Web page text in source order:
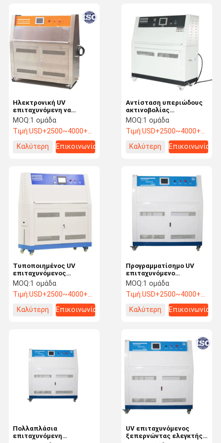
Βίντεο
Σχετικά Με
Αντίσταση υπεριώδους
ακτινοβολίας
επιταχυνόμενη να
ξεπεράσει το καθολικό
ελεγκτών
MOQ:1 ομάδα
Τιμή:USD+2500~4000+piece
Καλύτερη
Επικοινωνία
Ηλεκτρονική UV
επιταχυνόμενη να
ξεπεράσει υπεριώδης
προσομοίωση ελεγκτών
MOQ:1 ομάδα
Τιμή:USD+2500~4000+piece
Καλύτερη
Επικοινωνία
Προγραμματίσημο UV
επιταχυνόμενο
ξεπερνώντας
εργαστήριο TEMI880
ελεγκτών αφής οθόνης
MOQ:1 ομάδα
Τιμή:USD+2500~4000+piece
Καλύτερη
Επικοινωνία
Τυποποιημένος UV
επιταχυνόμενος
ξεπερνώντας ελεγκτής
με τον αυτόματο έλεγχο
ASTM D4587 PID SSR
MOQ:1 ομάδα
Τιμή:USD+2500~4000+piece
Καλύτερη
Επικοινωνία
UV επιταχυνόμενος
ξεπερνώντας ελεγκτής
Πολλαπλάσια
επιταχυνόμενη